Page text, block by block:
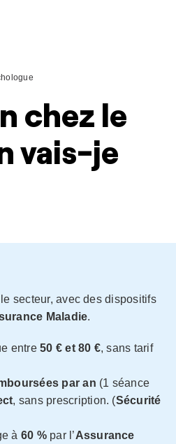
chez le
vais-je
secteur, avec des dispositifs
Maladie.
entre50 € et 80 €, sans tarif
par an (1 séance
, sans prescription. (Sécurité
à 60 %par l’Assurance